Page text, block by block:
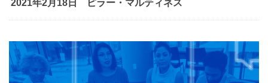
2021年2月18日 ピラー・マルティネス